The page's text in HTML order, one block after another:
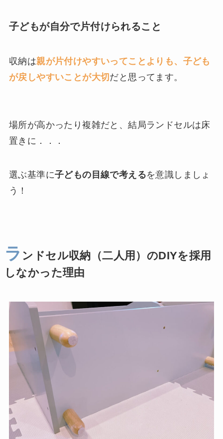
子どもが自分で片付けられること
収納は親が片付けやすいってことよりも、子ども
が戻しやすいことが大切だと思ってます。
場所が高かったり複雑だと、結局ランドセルは床
置きに．．．
選ぶ基準に子どもの目線で考えるを意識しましょ
う！
ラ ンドセル収納（二人用）のDIYを採用
しなかった理由